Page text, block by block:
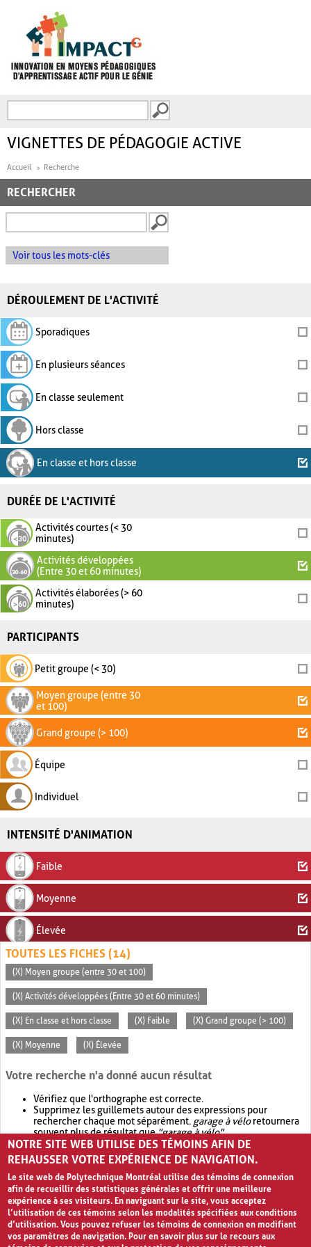
FORMULAIRE DE
VIGNETTES DE PÉDAGOGIE ACTIVE
Accueil Recherche
RECHERCHER
Voir tous les mots-clés
DÉROULEMENT DE L'ACTIVITÉ
Sporadiques
En plusieurs séances
En classe seulement
Hors classe
En classe et hors classe
DURÉE DE L'ACTIVITÉ
Activités courtes (< 30
minutes)
Activités développées
(Entre 30 et 60 minutes)
Activités élaborées (> 60
minutes)
PARTICIPANTS
Petit groupe (< 30)
Moyen groupe (entre 30
et 100)
Grand groupe (> 100)
Équipe
Individuel
INTENSITÉ D'ANIMATION
Faible
Moyenne
Élevée
TOUTES LES FICHES (14)
(X) Moyen groupe (entre 30 et 100)
(X) Activités développées (Entre 30 et 60 minutes)
(X) En classe et hors classe (X) Faible (X) Grand groupe (> 100)
(X) Moyenne (X) Élevée
Votre recherche n'a donné aucun résultat
Vérifiez que l'orthographe est correcte.
Supprimez les guillemets autour des expressions pour
rechercher chaque mot séparément. garage à véloretournera
souvent plus de résultat que"garage à vélo".
Envisagez d'élargir votre recherche avec OR.garage OR vélo
retournera souvent plus de résultat quegarage à vélo
NOTRE SITE WEB UTILISE DES TÉMOINS AFIN DE
REHAUSSER VOTRE EXPÉRIENCE DE NAVIGATION.
Le site web de Polytechnique Montréal utilise des témoins de connexion
afin de recueillir des statistiques générales et offrir une meilleure
expérience à ses visiteurs. En naviguant sur le site, vous acceptez
l’utilisation de ces témoins selon les modalités spécifiées aux conditions
d’utilisation. Vous pouvez refuser les témoins de connexion en modifiant
vos paramètres de navigation. Pour en savoir plus sur le recours aux